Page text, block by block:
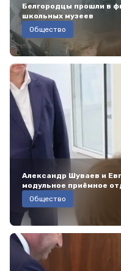
Белгородцы прошли в
школьных музеев
Общество
Александр Шуваев и
модульное приёмное
Общество